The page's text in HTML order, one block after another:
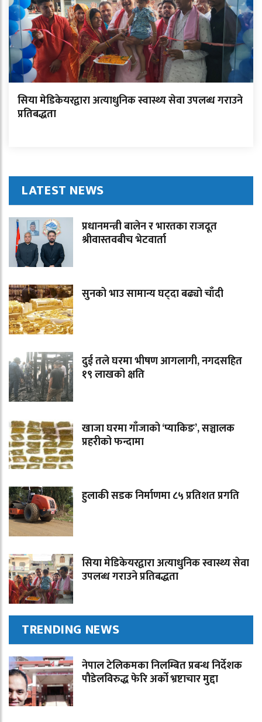
सिया मेडिकेयरद्वारा अत्याधुनिक स्वास्थ्य सेवा उपलब्ध गराउने
प्रतिबद्धता
LATEST NEWS
प्रधानमन्त्री बालेन र भारतका राजदूत
श्रीवास्तवबीच भेटवार्ता
सुनको भाउ सामान्य घट्दा बढ्यो चाँदी
दुई तले घरमा भीषण आगलागी, नगदसहित
१९ लाखको क्षति
खाजा घरमा गाँजाको ‘प्याकिङ’, सञ्चालक
प्रहरीको फन्दामा
हुलाकी सडक निर्माणमा ८५ प्रतिशत प्रगति
सिया मेडिकेयरद्वारा अत्याधुनिक स्वास्थ्य सेवा
उपलब्ध गराउने प्रतिबद्धता
TRENDING NEWS
नेपाल टेलिकमका निलम्बित प्रबन्ध निर्देशक
पौडेलविरुद्ध फेरि अर्को भ्रष्टाचार मुद्दा